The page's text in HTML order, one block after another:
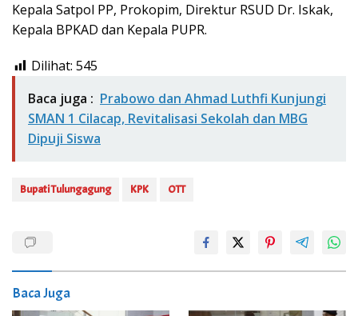
Kepala Satpol PP, Prokopim, Direktur RSUD Dr. Iskak,
Kepala BPKAD dan Kepala PUPR.
Dilihat: 545
Baca juga : Prabowo dan Ahmad Luthfi Kunjungi
SMAN 1 Cilacap, Revitalisasi Sekolah dan MBG
Dipuji Siswa
Bupati Tulungagung KPK OTT
Baca Juga